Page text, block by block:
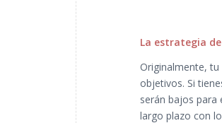
La estrategia
Originalmente,
objetivos. Si
serán bajos para
largo plazo con